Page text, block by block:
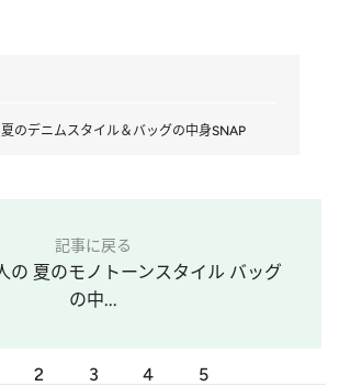
のデニムスタイル＆バッグの中身SNAP
記事に戻る
の 夏のモノトーンスタイル バッグ
の中...
2 3 4 5